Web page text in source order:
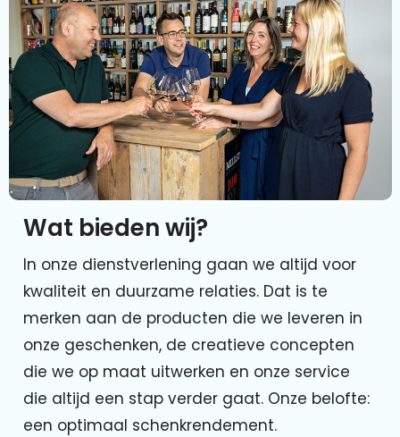
Wat bieden wij?
In onze dienstverlening gaan we altijd voor
kwaliteit en duurzame relaties. Dat is te
merken aan de producten die we leveren in
onze geschenken, de creatieve concepten
die we op maat uitwerken en onze service
die altijd een stap verder gaat. Onze belofte:
een optimaal schenkrendement.